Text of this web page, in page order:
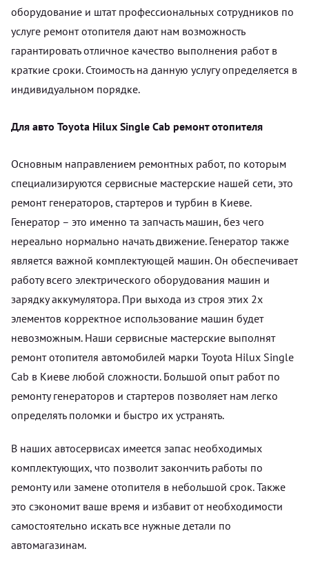
оборудование и штат профессиональных сотрудников по
услуге ремонт отопителя дают нам возможность
гарантировать отличное качество выполнения работ в
краткие сроки. Стоимость на данную услугу определяется в
индивидуальном порядке.
Для авто Toyota Hilux Single Cab ремонт отопителя
Основным направлением ремонтных работ, по которым
специализируются сервисные мастерские нашей сети, это
ремонт генераторов, стартеров и турбин в Киеве.
Генератор – это именно та запчасть машин, без чего
нереально нормально начать движение. Генератор также
является важной комплектующей машин. Он обеспечивает
работу всего электрического оборудования машин и
зарядку аккумулятора. При выхода из строя этих 2х
элементов корректное использование машин будет
невозможным. Наши сервисные мастерские выполнят
ремонт отопителя автомобилей марки Toyota Hilux Single
Cab в Киеве любой сложности. Большой опыт работ по
ремонту генераторов и стартеров позволяет нам легко
определять поломки и быстро их устранять.
В наших автосервисах имеется запас необходимых
комплектующих, что позволит закончить работы по
ремонту или замене отопителя в небольшой срок. Также
это сэкономит ваше время и избавит от необходимости
самостоятельно искать все нужные детали по
автомагазинам.